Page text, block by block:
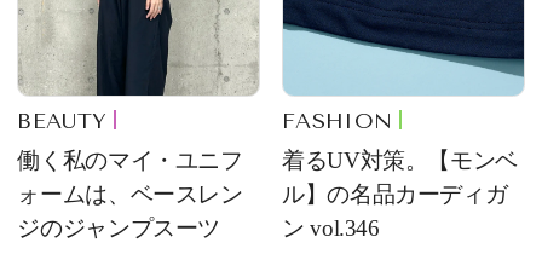
BEAUTY
働く私のマイ・ユニフ
ォームは、ベースレン
ジのジャンプスーツ
FASHION
着るUV対策。【モンベ
ル】の名品カーディガ
ン vol.346